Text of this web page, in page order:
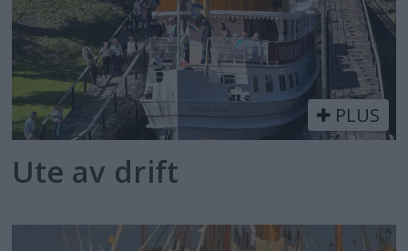
PLUS
Ute av drift